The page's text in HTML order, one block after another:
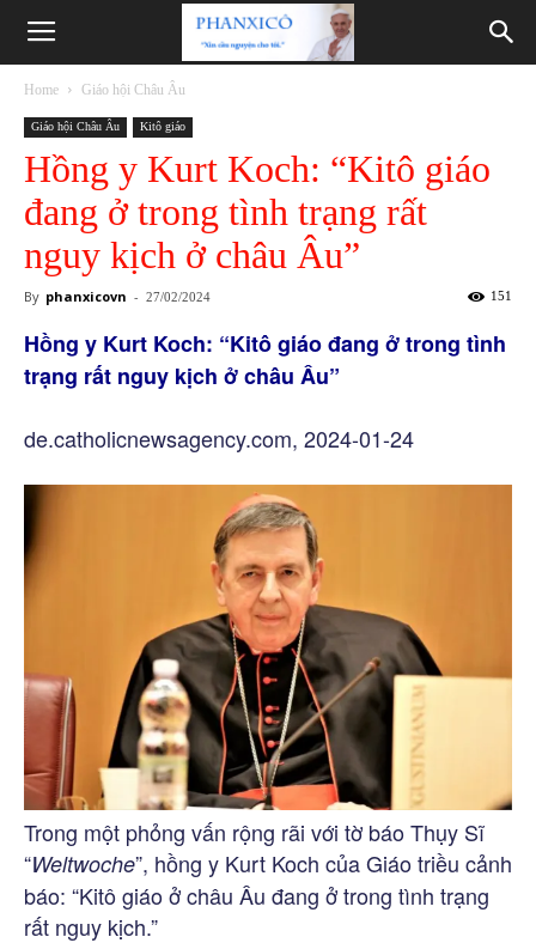
Phanxicô
Home Giáo hội Châu Âu
Giáo hội Châu Âu Kitô giáo
Hồng y Kurt Koch: “Kitô giáo
đang ở trong tình trạng rất
nguy kịch ở châu Âu”
By phanxicovn - 27/02/2024 151
Hồng y Kurt Koch: “Kitô giáo đang ở trong tình
trạng rất nguy kịch ở châu Âu”
de.catholicnewsagency.com, 2024-01-24
Trong một phỏng vấn rộng rãi với tờ báo Thụy Sĩ
“Weltwoche”, hồng y Kurt Koch của Giáo triều cảnh
báo: “Kitô giáo ở châu Âu đang ở trong tình trạng
rất nguy kịch.”